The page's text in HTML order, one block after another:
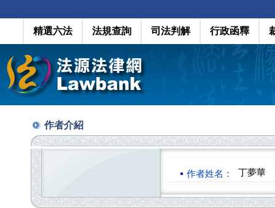
精選六法 法規查詢 司法判解 行政函釋
作者介紹
作者姓名： 丁夢華